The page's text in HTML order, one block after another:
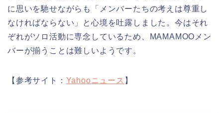
に思いを馳せながらも「メンバーたちの考えは尊重し
なければならない」と心境を吐露しました。今はそれ
ぞれがソロ活動に専念しているため、MAMAMOOメン
バーが揃うことは難しいようです。
【参考サイト： Yahooニュース 】